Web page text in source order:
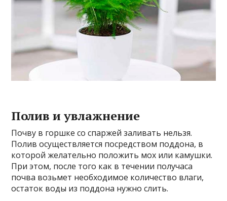
Полив и увлажнение
Почву в горшке со спаржей заливать нельзя.
Полив осуществляется посредством поддона, в
которой желательно положить мох или камушки.
При этом, после того как в течении получаса
почва возьмет необходимое количество влаги,
остаток воды из поддона нужно слить.